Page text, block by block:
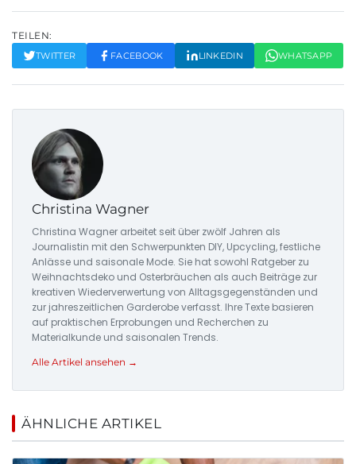
TEILEN:
TWITTER FACEBOOK LINKEDIN WHATSAPP
Christina Wagner
Christina Wagner arbeitet seit über zwölf Jahren als
Journalistin mit den Schwerpunkten DIY, Upcycling, festliche
Anlässe und saisonale Mode. Sie hat sowohl Ratgeber zu
Weihnachtsdeko und Osterbräuchen als auch Beiträge zur
kreativen Wiederverwertung von Alltagsgegenständen und
zur jahreszeitlichen Garderobe verfasst. Ihre Texte basieren
auf praktischen Erprobungen und Recherchen zu
Materialkunde und saisonalen Trends.
Alle Artikel ansehen →
ÄHNLICHE ARTIKEL